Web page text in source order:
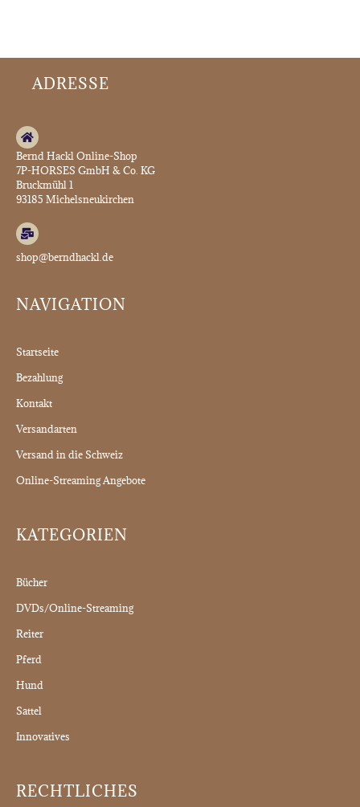
ADRESSE
Bernd Hackl Online-Shop
7P-HORSES GmbH & Co. KG
Bruckmühl 1
93185 Michelsneukirchen
shop@berndhackl.de
NAVIGATION
Startseite
Bezahlung
Kontakt
Versandarten
Versand in die Schweiz
Online-Streaming Angebote
KATEGORIEN
Bücher
DVDs/Online-Streaming
Reiter
Pferd
Hund
Sattel
Innovatives
RECHTLICHES